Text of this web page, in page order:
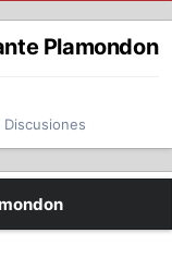
Plamondon